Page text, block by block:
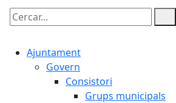
Cercar:
Ajuntament
Govern
Consistori
Grups municipals